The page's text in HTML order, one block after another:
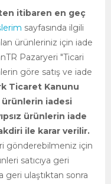
itibaren en geç
sayfasında ilgili
ürünleriniz için iade
Pazaryeri "Ticari
göre satış ve iade
Ticaret Kanunu
ürünlerin iadesi
ürünlerin iade
ile karar verilir.
gönderebilmeniz için
satıcıya geri
geri ulaştıktan sonra